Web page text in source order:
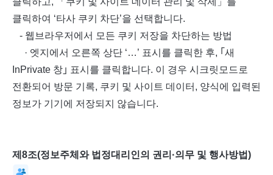
클릭하여 ‘타사 쿠키 차단’을 선택합니다.
- 웹브라우저에서 모든 쿠키 저장을 차단하는 방법
· 엣지에서 오른쪽 상단 ‘…’ 표시를 클릭한 후, ｢새
InPrivate 창｣ 표시를 클릭합니다. 이 경우 시크릿모드로
전환되어 방문 기록, 쿠키 및 사이트 데이터, 양식에 입력된
정보가 기기에 저장되지 않습니다.
제8조(정보주체와 법정대리인의 권리·의무 및 행사방법)